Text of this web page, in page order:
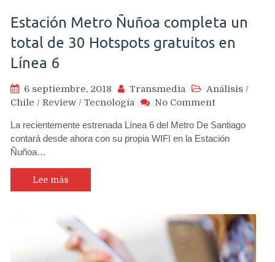
Estación Metro Ñuñoa completa un
total de 30 Hotspots gratuitos en
Línea 6
6 septiembre, 2018 Transmedia Análisis /
Chile / Review / Tecnología No Commenton
Metro
Ñuñoa
Hotspots
gratuitos
en
Línea
La recientemente estrenada Línea 6 del Metro De Santiago
contará desde ahora con su propia WIFI en la Estación
Ñuñoa…
Lee más